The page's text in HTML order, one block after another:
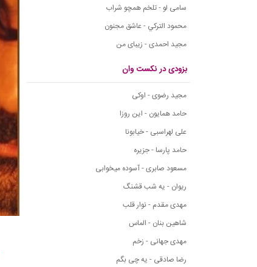
سامی لو - تلخم همچو شراب
محمود التركي - عاشق مجنون
مجید احمدی - زیبای من
بزودی در نکست وان
مجید رضوی - اوکی
حامد همایون - این روزا
علی لهراسبی - خیابونا
حامد پارسا - جزیره
مسعود صابری - آسوده میخوابی
ریوان - یه شب قشنگ
مهدی مقدم - نوار قلب
شاهین بنان - الماس
مهدی جهانی - زخم
رضا صادقی - یه چی بگم